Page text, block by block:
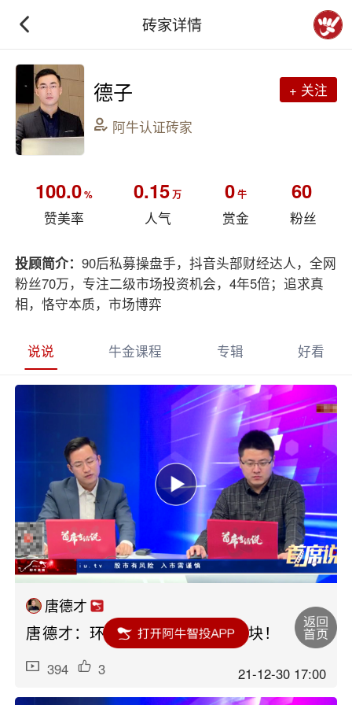
砖家详情
德子
阿牛认证砖家
+ 关注
100.0%
赞美率
0.15万
人气
0牛
赏金
60
粉丝
投顾简介：90后私募操盘手，抖音头部财经达人，全网
粉丝70万，专注二级市场投资机会，4年5倍；追求真
相，恪守本质，市场博弈
说说 牛金课程 专辑 好看
唐德才
唐德才：环保是比较好的套利板块！
394 3 21-12-30 17:00